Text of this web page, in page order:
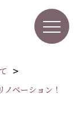
ベーション！